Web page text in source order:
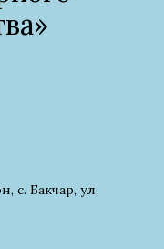
с. Бакчар, ул.